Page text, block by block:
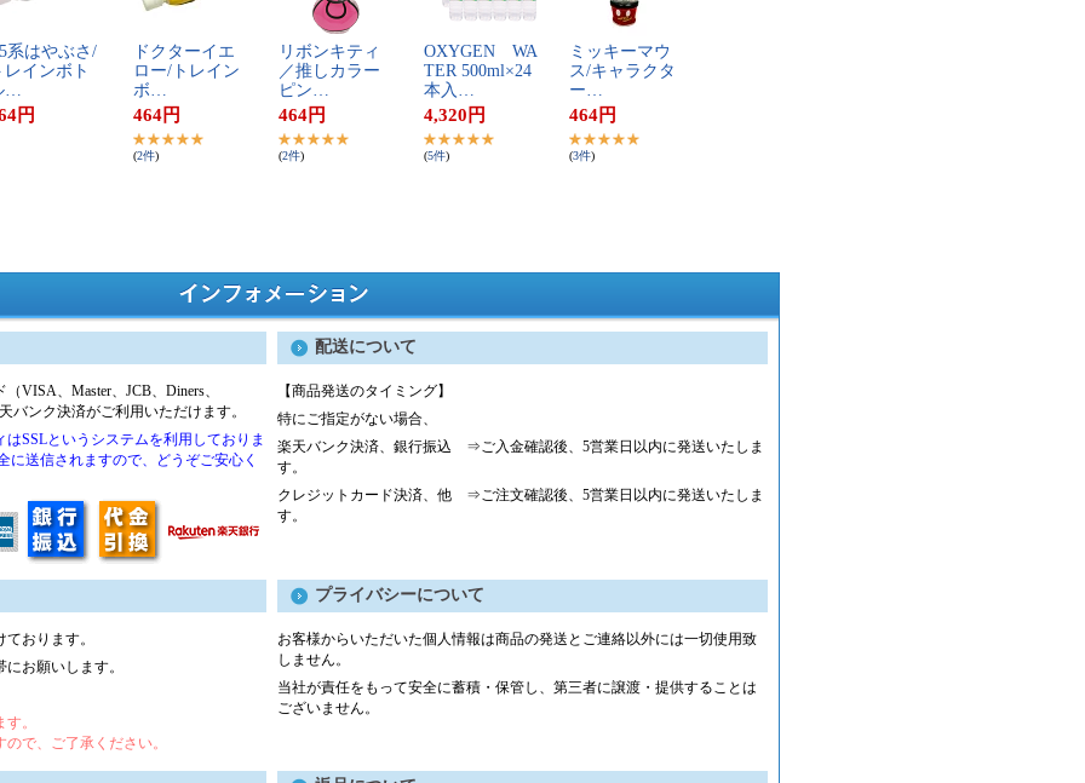
系​は​や​ぶ​さ​/​
レ​イ​ン​ボ​ト​
​…
円
ド​ク​タ​ー​イ​エ​
ロ​ー​/​ト​レ​イ​ン​
ボ​…
464円
(2件)
リ​ボ​ン​キ​テ​ィ​
／​推​し​カ​ラ​ー​
ピ​ン​…
464円
(2件)
O​X​Y​G​E​N​ ​W​A​
T​E​R​ ​5​0​0​m​l​×​2​4​
本​入​…
4,320 円
(5件)
ミ​ッ​キ​ー​マ​ウ​
ス​/​キ​ャ​ラ​ク​タ​
ー​…
464円
(3件)
配送について
VISA、Master、JCB、Diners、
バンク決済がご利用いただけます。
SSLというシステムを利用しておりま
に送信されますので、どうぞご安心く
【商品発送のタイミング】
特にご指定がない場合、
楽天バンク決済、銀行振込 ⇒ご入金確認後、5営業日以内に発送いたしま
す。
クレジットカード決済、他 ⇒ご注文確認後、5営業日以内に発送いたしま
す。
プライバシーについて
おります。
お願いします。
。
で、ご了承ください。
お客様からいただいた個人情報は商品の発送とご連絡以外には一切使用致
しません。
当社が責任をもって安全に蓄積・保管し、第三者に譲渡・提供することは
ございません。